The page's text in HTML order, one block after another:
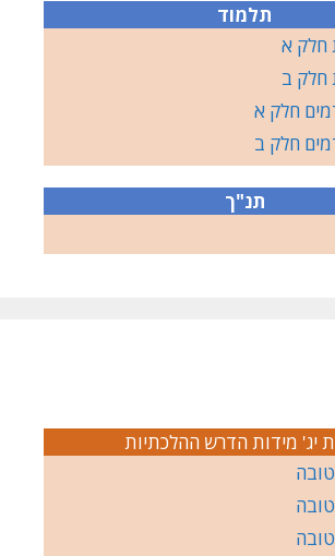
תלמוד
חלק א
חלק ב
חלק א
חלק ב
תנ"ך
יג' מידות הדרש ההלכתיות